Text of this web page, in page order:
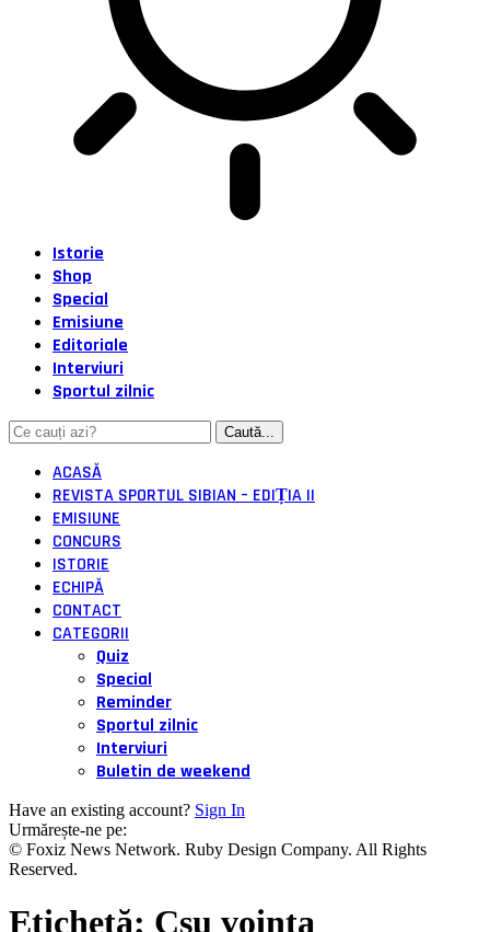
Istorie
Shop
Special
Emisiune
Editoriale
Interviuri
Sportul zilnic
ACASĂ
REVISTA SPORTUL SIBIAN – EDIȚIA II
EMISIUNE
CONCURS
ISTORIE
ECHIPĂ
CONTACT
CATEGORII
Quiz
Special
Reminder
Sportul zilnic
Interviuri
Buletin de weekend
Have an existing account? Sign In
Urmărește-ne pe:
© Foxiz News Network. Ruby Design Company. All Rights
Reserved.
Etichetă: Csu vointa